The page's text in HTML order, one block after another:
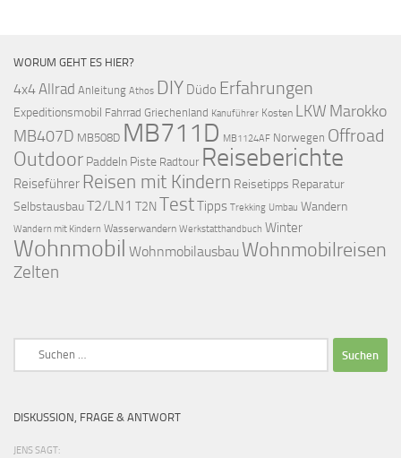
WORUM GEHT ES HIER?
4x4Allrad Anleitung Athos DIY Düdo Erfahrungen
Expeditionsmobil Fahrrad Griechenland Kanuführer Kosten LKW Marokko
MB407D MB508D MB711D MB1124AF Norwegen Offroad
Outdoor Paddeln Piste Radtour Reiseberichte
Reiseführer Reisen mit Kindern Reisetipps Reparatur
SelbstausbauT2/LN1 T2N TestTipps Trekking Umbau Wandern
Wandern mit Kindern Wasserwandern Werkstatthandbuch Winter
Wohnmobil Wohnmobilausbau Wohnmobilreisen
Zelten
Suchen
nach:
DISKUSSION, FRAGE & ANTWORT
JENS SAGT: